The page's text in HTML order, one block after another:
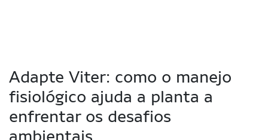
Adapte Viter: como o manejo
fisiológico ajuda a planta a
enfrentar os desafios